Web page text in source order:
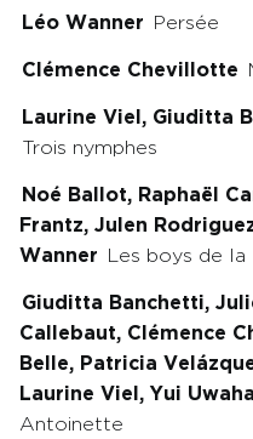
Léo Wanner Persée
Clémence Chevillotte
Laurine Viel, Giuditta
Trois nymphes
Noé Ballot, Raphaël
Frantz, Julen
Wanner Les boys de la
Giuditta Banchetti,
Callebaut, Clémence
Belle, Patricia
Laurine Viel, Yui Uwaha
Antoinette